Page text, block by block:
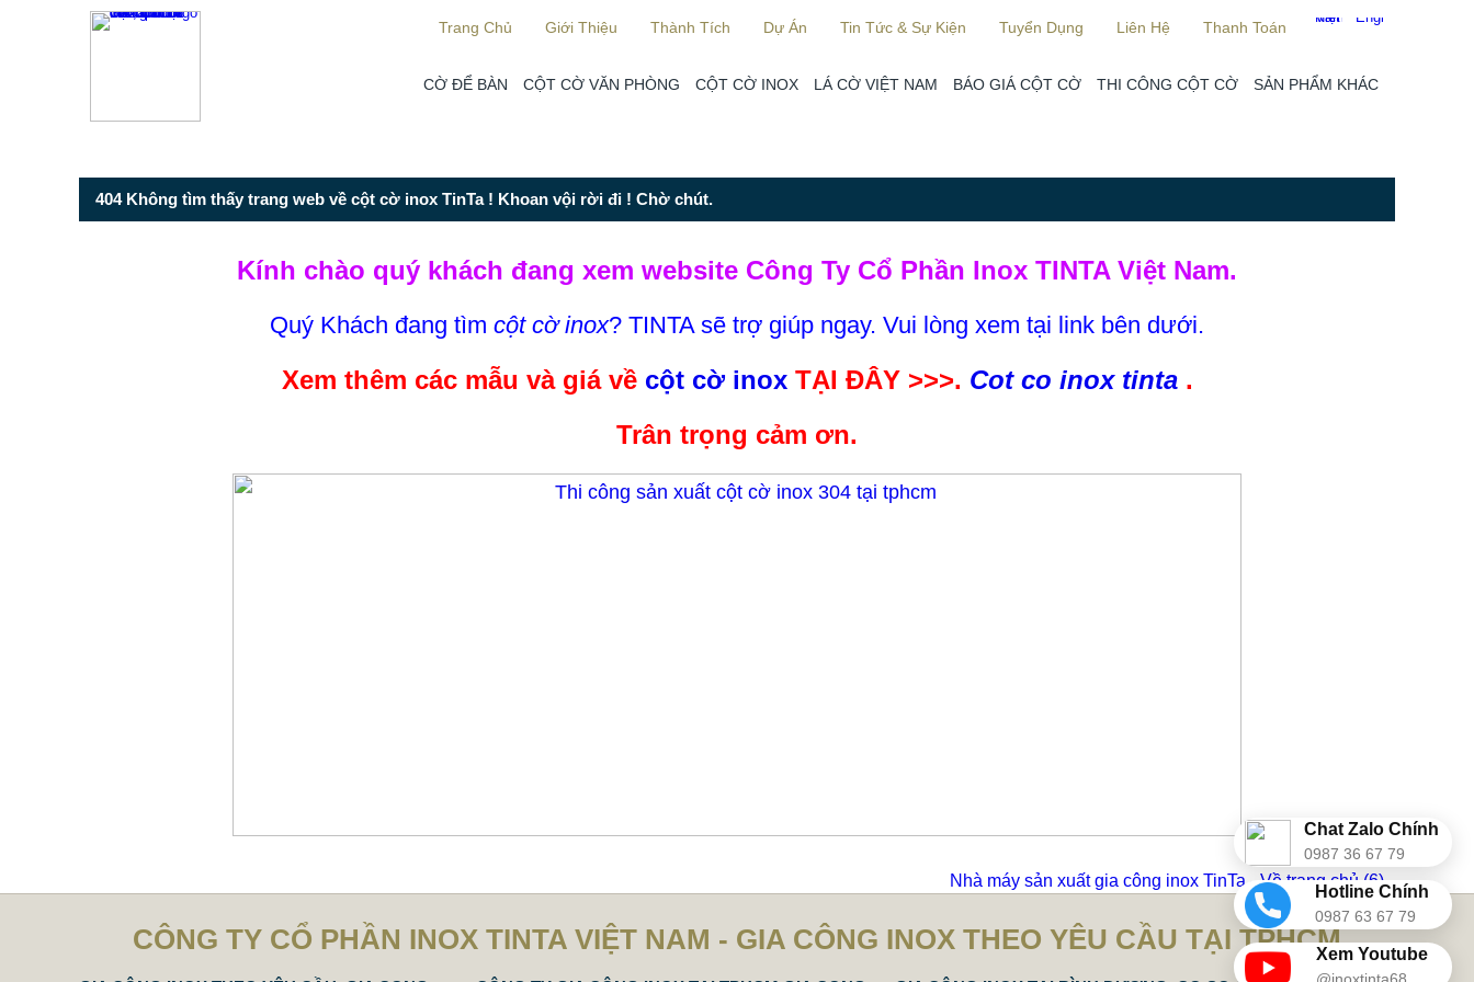
Trang Chủ Giới Thiệu Thành Tích Dự Án Tin Tức & Sự Kiện Tuyển Dụng Liên Hệ Thanh Toán
CỜ ĐỂ BÀN CỘT CỜ VĂN PHÒNG CỘT CỜ INOX LÁ CỜ VIỆT NAM BÁO GIÁ CỘT CỜ THI CÔNG CỘT CỜ SẢN PHẨM KHÁC
Từ mục này trở xuống là mã nguồn Zalo
Chat Zalo Chính
0987 36 67 79
Hotline Chính
0987 63 67 79
Xem Youtube
@inoxtinta68
404 Không tìm thấy trang web về cột cờ inox TinTa ! Khoan vội rời đi ! Chờ chút.
Kính chào quý khách đang xem website Công Ty Cổ Phần Inox TINTA Việt Nam.
Quý Khách đang tìm cột cờ inox? TINTA sẽ trợ giúp ngay. Vui lòng xem tại link bên dưới.
Xem thêm các mẫu và giá về cột cờ inoxTẠI ĐÂY >>>. Cot co inox tinta.
Trân trọng cảm ơn.
Nhà máy sản xuất gia công inox TinTa - Về trang chủ (6)
CÔNG TY CỔ PHẦN INOX TINTA VIỆT NAM - GIA CÔNG INOX THEO YÊU CẦU TẠI TPHCM